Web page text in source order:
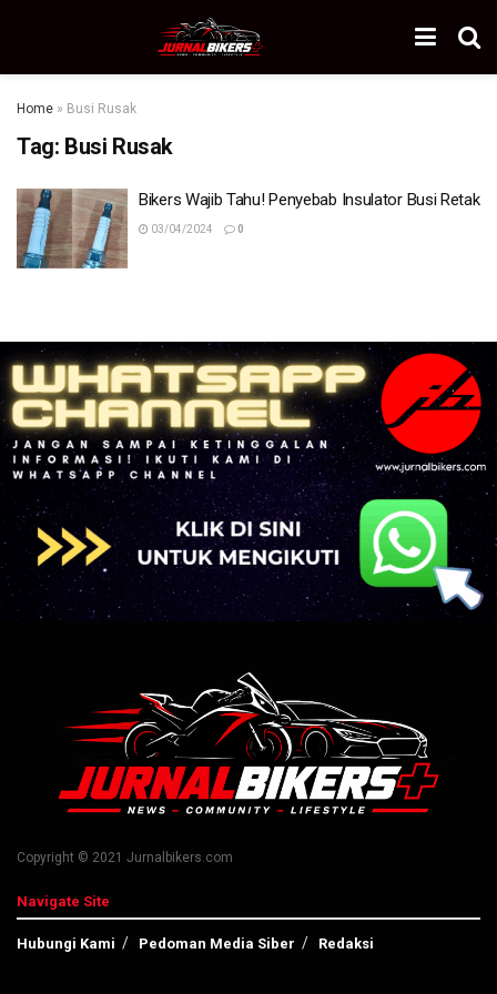
Home » Busi Rusak
Tag: Busi Rusak
Bikers Wajib Tahu! Penyebab Insulator Busi Retak
03/04/2024 0
Copyright © 2021 Jurnalbikers.com
Navigate Site
Hubungi Kami Pedoman Media Siber Redaksi